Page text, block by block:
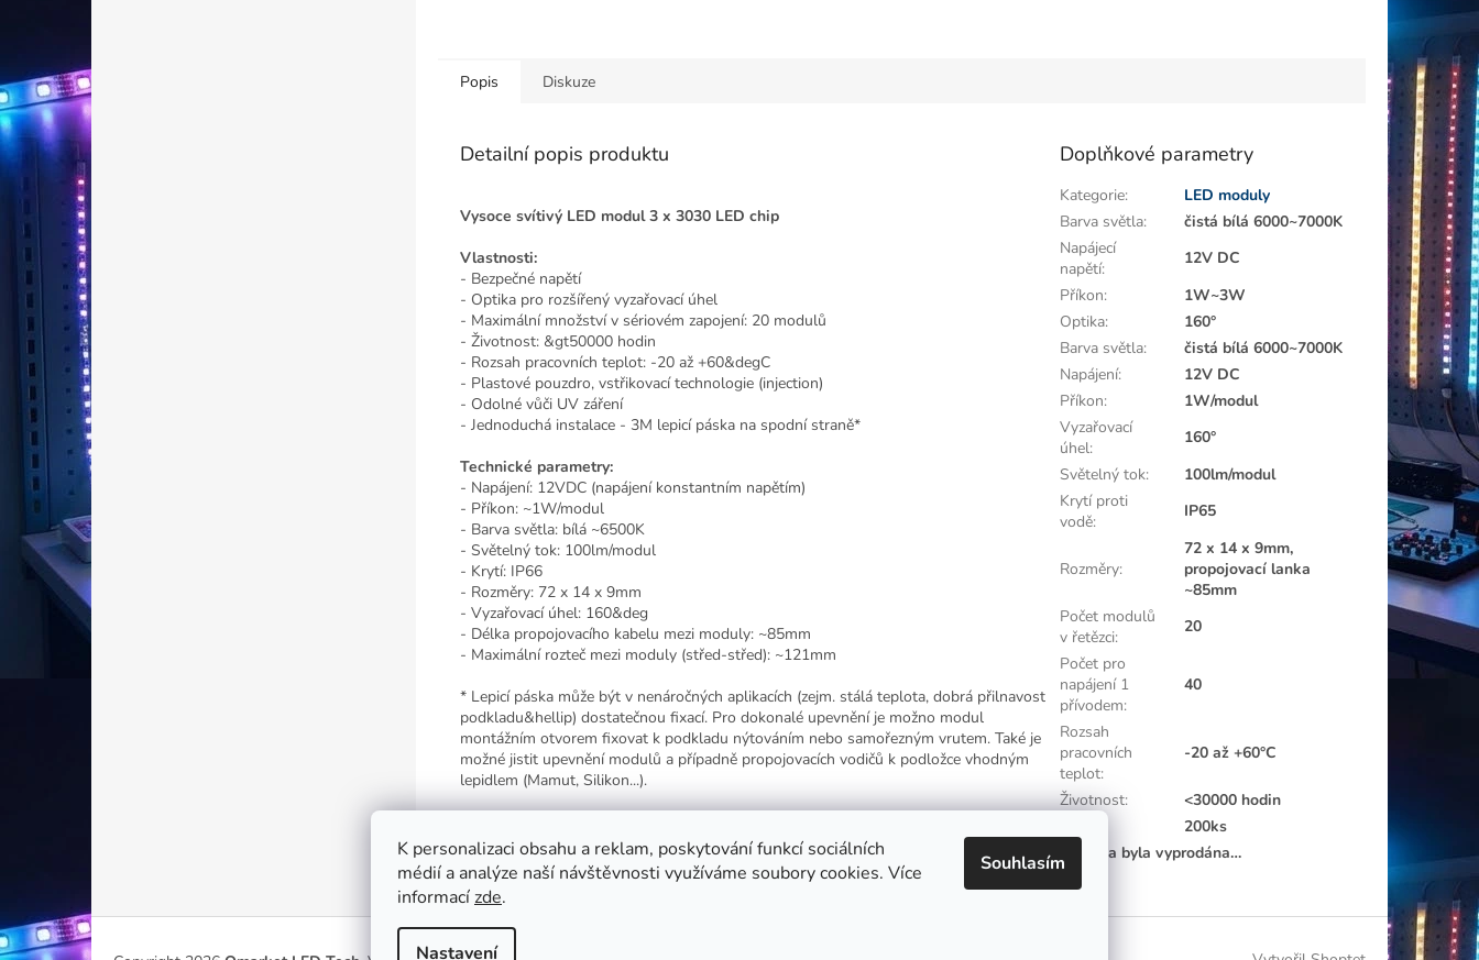
K personalizaci obsahu a reklam, poskytování funkcí sociálních
médií a analýze naší návštěvnosti využíváme soubory cookies. Více
informacízde.
Nastavení
Souhlasím
Popis Diskuze
Detailní popis produktu
Vysoce svítivý LED modul 3 x 3030 LED chip
Vlastnosti:
- Bezpečné napětí
- Optika pro rozšířený vyzařovací úhel
- Maximální množství v sériovém zapojení: 20 modulů
- Životnost: &gt50000 hodin
- Rozsah pracovních teplot: -20 až +60&degC
- Plastové pouzdro, vstřikovací technologie (injection)
- Odolné vůči UV záření
- Jednoduchá instalace - 3M lepicí páska na spodní straně*
Technické parametry:
- Napájení: 12VDC (napájení konstantním napětím)
- Příkon: ~1W/modul
- Barva světla: bílá ~6500K
- Světelný tok: 100lm/modul
- Krytí: IP66
- Rozměry: 72 x 14 x 9mm
- Vyzařovací úhel: 160&deg
- Délka propojovacího kabelu mezi moduly: ~85mm
- Maximální rozteč mezi moduly (střed-střed): ~121mm
* Lepicí páska může být v nenáročných aplikacích (zejm. stálá teplota, dobrá přilnavost
podkladu&hellip) dostatečnou fixací. Pro dokonalé upevnění je možno modul
montážním otvorem fixovat k podkladu nýtováním nebo samořezným vrutem. Také je
možné jistit upevnění modulů a případně propojovacích vodičů k podložce vhodným
lepidlem (Mamut, Silikon...).
Doplňkové parametry
Kategorie:
LED moduly
Barva světla:
čistá bílá 6000~7000K
Napájecí
napětí:
12V DC
Příkon:
1W~3W
Optika:
160°
Barva světla:
čistá bílá 6000~7000K
Napájení:
12V DC
Příkon:
1W/modul
Vyzařovací
úhel:
160°
Světelný tok:
100lm/modul
Krytí proti
vodě:
IP65
Rozměry:
72 x 14 x 9mm,
propojovací lanka
~85mm
Počet modulů
v řetězci:
20
Počet pro
napájení 1
přívodem:
40
Rozsah
pracovních
teplot:
-20 až +60°C
Životnost:
<30000 hodin
200ks
Položka byla vyprodána…
Z
á